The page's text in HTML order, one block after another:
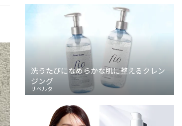
洗うたびになめらかな肌に整えるクレン
ジング
リベルタ